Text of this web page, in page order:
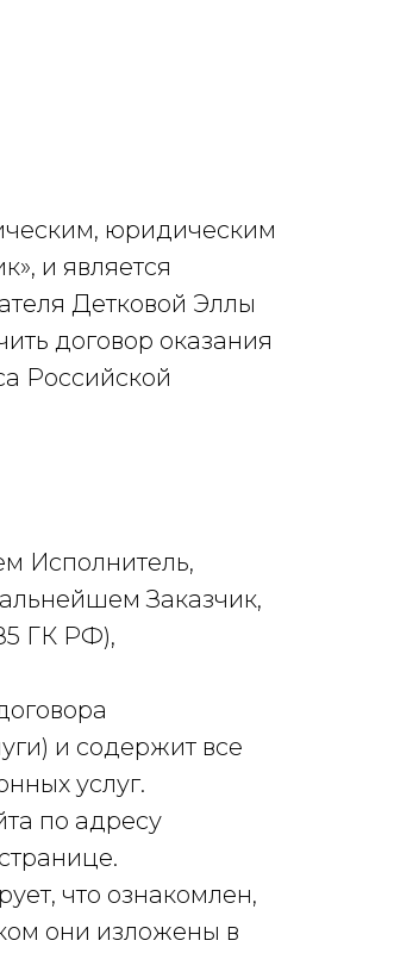
юридическим
и является
Детковой Эллы
договор оказания
Российской
Исполнитель,
Заказчик,
ГК РФ),
и содержит все
услуг.
по адресу
что ознакомлен,
они изложены в